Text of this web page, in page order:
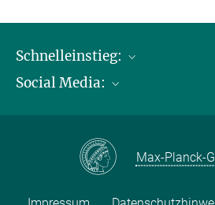
Schnelleinstieg:
Publikationen
Kontakt und Anfahrtsbeschreibung
Social Media:
Max-Planck-